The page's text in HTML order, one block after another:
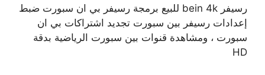
رسيفر bein 4k للبيع برمجة رسيفر بي ان سبورت ضبط
إعدادات رسيفر بين سبورت تجديد اشتراكات بي ان
سبورت ، ومشاهدة قنوات بين سبورت الرياضية بدقة
HD